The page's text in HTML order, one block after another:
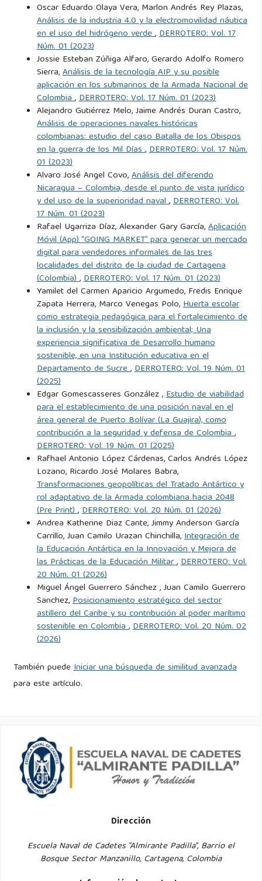
Oscar Eduardo Olaya Vera, Marlon Andrés Rey Plazas,
Análisis de la industria 4.0 y la electromovilidad náutica
en el uso del hidrógeno verde,DERROTERO: Vol. 17
Núm. 01 (2023)
Jossie Esteban Zúñiga Alfaro, Gerardo Adolfo Romero
Sierra,Análisis de la tecnología AIP y su posible
aplicación en los submarinos de la Armada Nacional de
Colombia,DERROTERO: Vol. 17 Núm. 01 (2023)
Alejandro Gutiérrez Melo, Jaime Andrés Duran Castro,
Análisis de operaciones navales históricas
colombianas: estudio del caso Batalla de los Obispos
en la guerra de los Mil Días,DERROTERO: Vol. 17 Núm.
01 (2023)
Alvaro José Angel Covo,Análisis del diferendo
Nicaragua – Colombia, desde el punto de vista jurídico
y del uso de la superioridad naval,DERROTERO: Vol.
17 Núm. 01 (2023)
Rafael Ugarriza Díaz, Alexander Gary García,Aplicación
Móvil (App) “GOING MARKET” para generar un mercado
digital para vendedores informales de las tres
localidades del distrito de la ciudad de Cartagena
(Colombia),DERROTERO: Vol. 17 Núm. 01 (2023)
Yamilet del Carmen Aparicio Argumedo, Fredis Enrique
Zapata Herrera, Marco Venegas Polo,Huerta escolar
como estrategia pedagógica para el fortalecimiento de
la inclusión y la sensibilización ambiental; Una
experiencia significativa de Desarrollo humano
sostenible, en una Institución educativa en el
Departamento de Sucre,DERROTERO: Vol. 19 Núm. 01
(2025)
Edgar Gomescasseres González ,Estudio de viabilidad
para el establecimiento de una posición naval en el
área general de Puerto Bolívar (La Guajira), como
contribución a la seguridad y defensa de Colombia,
DERROTERO: Vol. 19 Núm. 01 (2025)
Rafhael Antonio López Cárdenas, Carlos Andrés López
Lozano, Ricardo José Molares Babra,
Transformaciones geopolíticas del Tratado Antártico y
rol adaptativo de la Armada colombiana hacia 2048
(Pre Print),DERROTERO: Vol. 20 Núm. 01 (2026)
Andrea Katherine Diaz Cante, Jimmy Anderson García
Carrillo, Juan Camilo Urazan Chinchilla,Integración de
la Educación Antártica en la Innovación y Mejora de
las Prácticas de la Educación Militar,DERROTERO: Vol.
20 Núm. 01 (2026)
Miguel Ángel Guerrero Sánchez , Juan Camilo Guerrero
Sanchez,Posicionamiento estratégico del sector
astillero del Caribe y su contribución al poder marítimo
sostenible en Colombia,DERROTERO: Vol. 20 Núm. 02
(2026)
También puedeIniciar una búsqueda de similitud avanzada
para este artículo.
Dirección
Escuela Naval de Cadetes "Almirante Padilla", Barrio el
Bosque Sector Manzanillo, Cartagena, Colombia